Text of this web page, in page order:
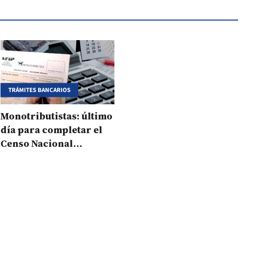
TRÁMITES BANCARIOS
Monotributistas: último
día para completar el
Censo Nacional